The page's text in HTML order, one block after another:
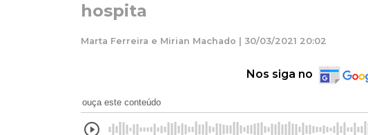
hospita
Marta Ferreira e Mirian Machado | 30/03/2021 20:02
Nos siga no
ouça este conteúdo